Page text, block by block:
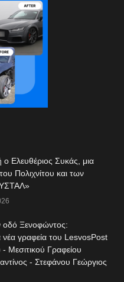
Ελευθέριος Συκάς, μια
Πολιχνίτου και των
οδό Ξενοφώντος:
νέα γραφεία του LesvosPost
- Μεσιτικού Γραφείου
- Στεφάνου Γεώργιος